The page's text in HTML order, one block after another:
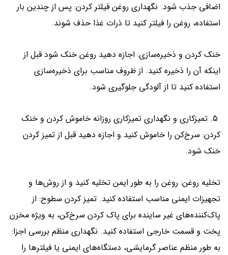
اضافی جذب شود. نگهداری روغن فیلتر کردن: پس از چندین بار
استفاده، روغن را فیلتر کنید تا ذرات غذا حذف شوند.
خنک کردن و ذخیره‌سازی: اجازه دهید روغن خنک شود قبل از
اینکه آن را ذخیره کنید. از ظروف مناسب برای ذخیره‌سازی
استفاده کنید تا از آلودگی جلوگیری شود.
5. تمیزکاری و نگهداری تمیزکاری روزانه خاموش کردن و خنک
کردن: سرخ‌کن را خاموش کنید و اجازه دهید قبل از تمیز کردن
خنک شود.
تخلیه روغن: روغن را به طور ایمن تخلیه کنید و از روش‌ها و
تجهیزات ایمنی مناسب استفاده کنید. تمیز کردن سطوح: از
پاک‌کننده‌های غیر ساینده برای پاک کردن سرخ‌کن، به ویژه مخزن
پخت و قسمت خارجی استفاده کنید. نگهداری منظم بررسی اجزا:
به طور منظم عناصر گرمایشی، دستگاه‌های ایمنی یا فیلترها را